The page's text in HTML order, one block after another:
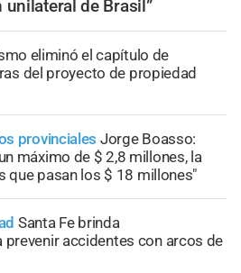
unilateral de Brasil”
eliminó el capítulo de
del proyecto de propiedad
provinciales Jorge Boasso:
máximo de $ 2,8 millones, la
que pasan los $ 18 millones"
Santa Fe brinda
accidentes con arcos de